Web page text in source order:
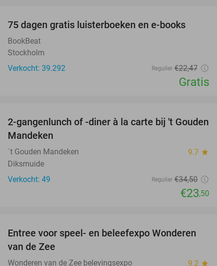
75 dagen gratis luisterboeken en e-books
BookBeat
Stockholm
Verkocht: 39.292
Regulier €22,47
Gratis
32%
2-gangenlunch of -diner à la carte bij 't Gouden
Mandeken
´t Gouden Mandeken 9.7 star
Diksmuide
Verkocht: 49
Regulier €34,50
€23,50
21%
Entree voor speel- en beleefexpo Wonderen
van de Zee
Wonderen van de Zee belevingsexpo 9.2 star